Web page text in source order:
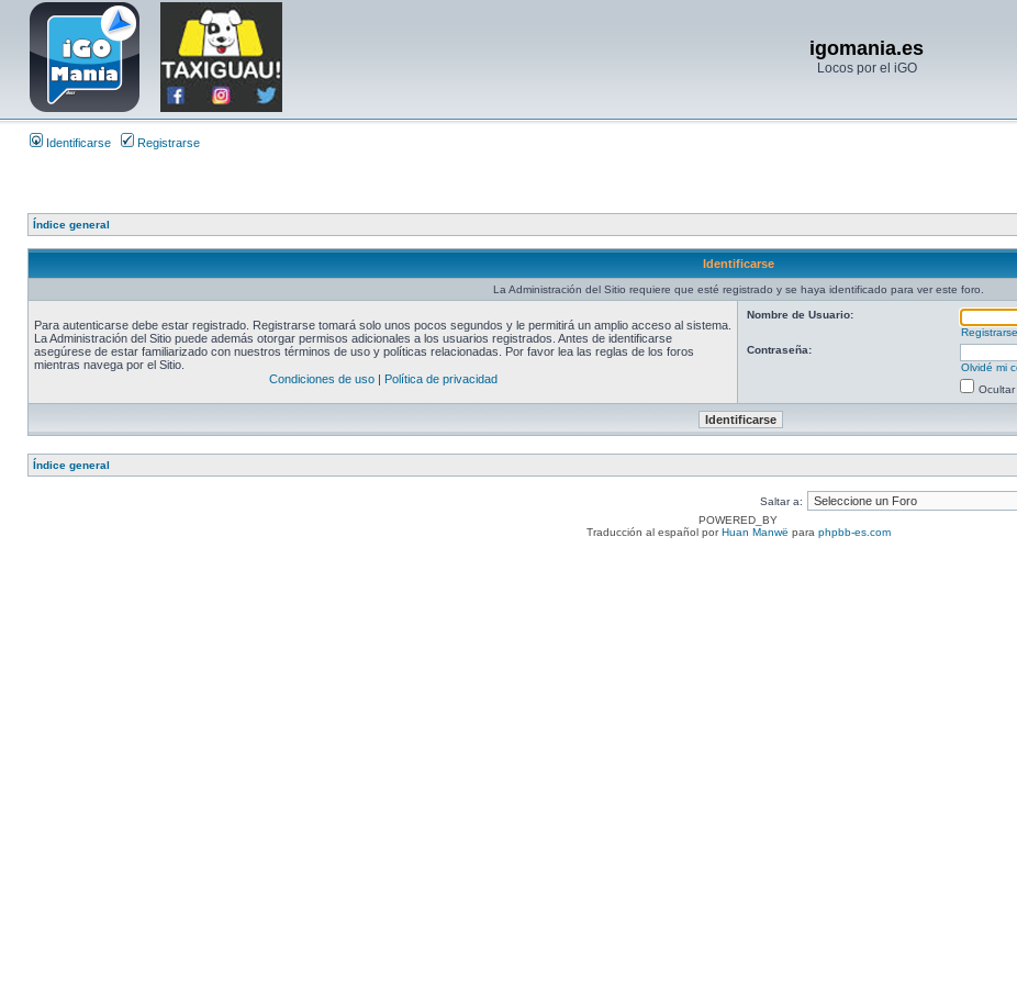
igomania.es
Locos por el iGO
Identificarse Registrarse
Índice general
Identificarse
La Administración del Sitio requiere que esté registrado y se haya identificado para ver este foro.
Para autenticarse debe estar registrado. Registrarse tomará solo unos pocos segundos y le permitirá un amplio acceso al sistema.
La Administración del Sitio puede además otorgar permisos adicionales a los usuarios registrados. Antes de identificarse
asegúrese de estar familiarizado con nuestros términos de uso y políticas relacionadas. Por favor lea las reglas de los foros
mientras navega por el Sitio.
Condiciones de uso| Política de privacidad
Nombre de Usuario:
Registrarse
Contraseña:
Olvidé mi
Índice general
Saltar a:
POWERED_BY
Traducción al español porHuan Manwë para phpbb-es.com